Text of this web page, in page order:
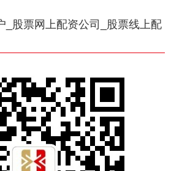
_股票网上配资公司_股票线上配